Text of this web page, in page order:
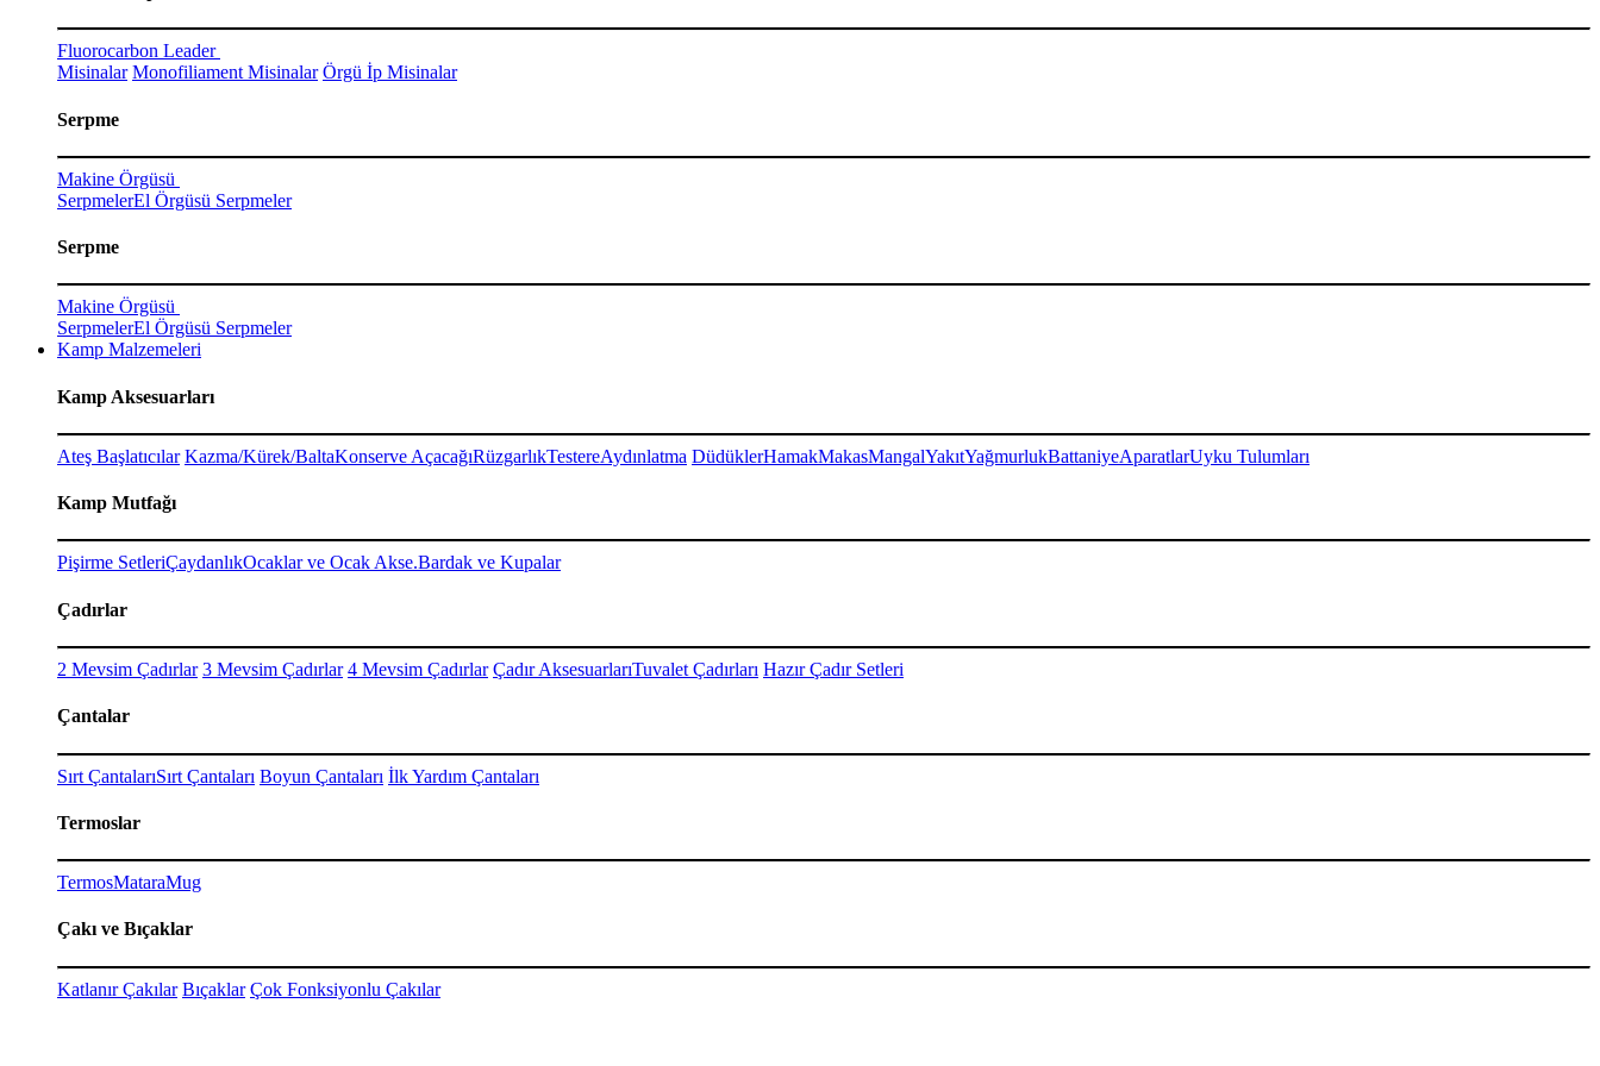
Fluorocarbon Leader
Misinalar Monofiliament Misinalar Örgü İp Misinalar
Serpme
Makine Örgüsü
SerpmelerEl Örgüsü Serpmeler
Serpme
Makine Örgüsü
SerpmelerEl Örgüsü Serpmeler
Kamp Malzemeleri
Kamp Aksesuarları
Ateş Başlatıcılar Kazma/Kürek/BaltaKonserve AçacağıRüzgarlıkTestereAydınlatma DüdüklerHamakMakasMangalYakıtYağmurlukBattaniyeAparatlarUyku Tulumları
Kamp Mutfağı
Pişirme SetleriÇaydanlıkOcaklar ve Ocak Akse.Bardak ve Kupalar
Çadırlar
2 Mevsim Çadırlar 3 Mevsim Çadırlar 4 Mevsim Çadırlar Çadır AksesuarlarıTuvalet Çadırları Hazır Çadır Setleri
Çantalar
Sırt ÇantalarıSırt Çantaları Boyun Çantaları İlk Yardım Çantaları
Termoslar
TermosMataraMug
Çakı ve Bıçaklar
Katlanır Çakılar Bıçaklar Çok Fonksiyonlu Çakılar